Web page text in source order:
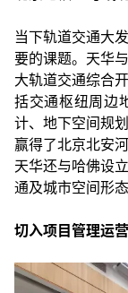
当下轨道交通大
要的课题。天华
大轨道交通综合
括交通枢纽周边
计、地下空间规
赢得了北京北安
天华还与哈佛设
通及城市空间形
切入项目管理运